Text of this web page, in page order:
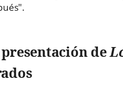
de